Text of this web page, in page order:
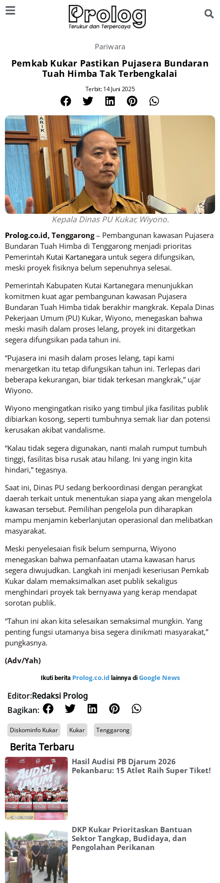
Pariwara
Pemkab Kukar Pastikan Pujasera Bundaran
Tuah Himba Tak Terbengkalai
Terbit: 14 Juni 2025
Kepala Dinas PU Kukar, Wiyono.
Prolog.co.id, Tenggarong– Pembangunan kawasan Pujasera
Bundaran Tuah Himba di Tenggarong menjadi prioritas
Pemerintah Kutai Kartanegara untuk segera difungsikan,
meski proyek fisiknya belum sepenuhnya selesai.
Pemerintah Kabupaten Kutai Kartanegara menunjukkan
komitmen kuat agar pembangunan kawasan Pujasera
Bundaran Tuah Himba tidak berakhir mangkrak. Kepala Dinas
Pekerjaan Umum (PU) Kukar, Wiyono, menegaskan bahwa
meski masih dalam proses lelang, proyek ini ditargetkan
segera difungsikan pada tahun ini.
“Pujasera ini masih dalam proses lelang, tapi kami
menargetkan itu tetap difungsikan tahun ini. Terlepas dari
beberapa kekurangan, biar tidak terkesan mangkrak,” ujar
Wiyono.
Wiyono mengingatkan risiko yang timbul jika fasilitas publik
dibiarkan kosong, seperti tumbuhnya semak liar dan potensi
kerusakan akibat vandalisme.
“Kalau tidak segera digunakan, nanti malah rumput tumbuh
tinggi, fasilitas bisa rusak atau hilang. Ini yang ingin kita
hindari,” tegasnya.
Saat ini, Dinas PU sedang berkoordinasi dengan perangkat
daerah terkait untuk menentukan siapa yang akan mengelola
kawasan tersebut. Pemilihan pengelola pun diharapkan
mampu menjamin keberlanjutan operasional dan melibatkan
masyarakat.
Meski penyelesaian fisik belum sempurna, Wiyono
menegaskan bahwa pemanfaatan utama kawasan harus
segera diwujudkan. Langkah ini menjadi keseriusan Pemkab
Kukar dalam memaksimalkan aset publik sekaligus
menghindari proyek tak bernyawa yang kerap mendapat
sorotan publik.
“Tahun ini akan kita selesaikan semaksimal mungkin. Yang
penting fungsi utamanya bisa segera dinikmati masyarakat,”
pungkasnya.
(Adv/Yah)
Ikuti berita Prolog.co.id lainnya di Google News
Editor:Redaksi Prolog
Bagikan:
Diskominfo Kukar Kukar Tenggarong
Berita Terbaru
Hasil Audisi PB Djarum 2026
Pekanbaru: 15 Atlet Raih Super Tiket!
DKP Kukar Prioritaskan Bantuan
Sektor Tangkap, Budidaya, dan
Pengolahan Perikanan